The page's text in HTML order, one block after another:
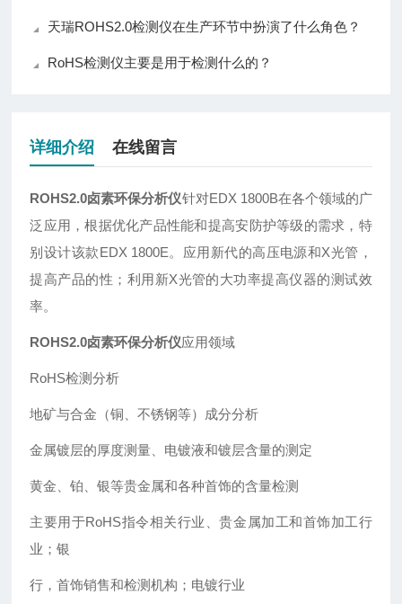
天瑞ROHS2.0检测仪在生产环节中扮演了什么角色？
RoHS检测仪主要是用于检测什么的？
详细介绍 在线留言
ROHS2.0卤素环保分析仪针对EDX 1800B在各个领域的广
泛应用，根据优化产品性能和提高安防护等级的需求，特
别设计该款EDX 1800E。应用新代的高压电源和X光管，
提高产品的性；利用新X光管的大功率提高仪器的测试效
率。
ROHS2.0卤素环保分析仪应用领域
RoHS检测分析
地矿与合金（铜、不锈钢等）成分分析
金属镀层的厚度测量、电镀液和镀层含量的测定
黄金、铂、银等贵金属和各种首饰的含量检测
主要用于RoHS指令相关行业、贵金属加工和首饰加工行
业；银
行，首饰销售和检测机构；电镀行业